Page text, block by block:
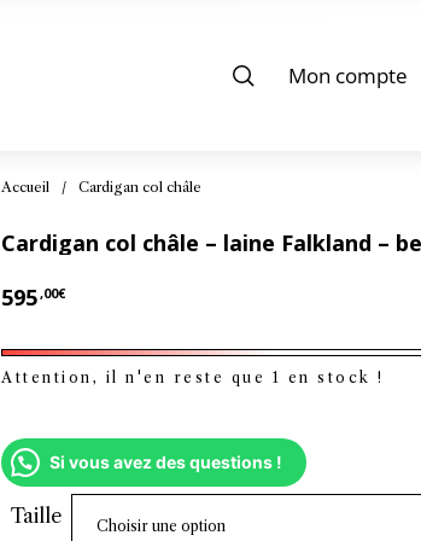
Mon compte
Accueil / Cardigan col châle
Cardigan col châle – laine Falkland –
595,00€
Attention, il n'en reste que 1 en stock !
Si vous avez des questions !
Taille Choisir une option